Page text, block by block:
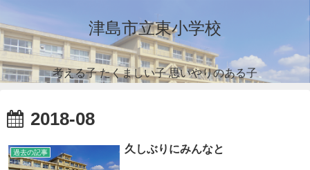
津島市立東小学校
考える子 たくましい子 思いやりのある子
2018-08
過去の記事 久しぶりにみんなと